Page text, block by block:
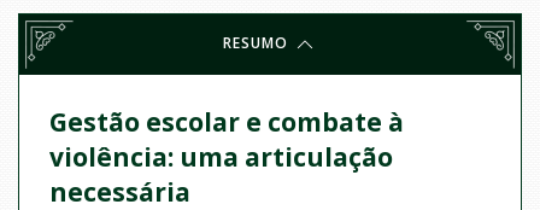
RESUMO
Gestão escolar e combate à
violência: uma articulação
necessária